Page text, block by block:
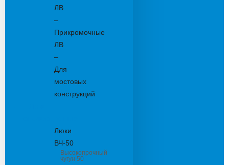
ЛВ
–
Прикромочные
ЛВ
–
Для
мостовых
конструкций
Люки
ВЧ-50
Высокопрочный
чугун 50